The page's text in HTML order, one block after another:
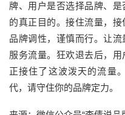
牌、用户是否选择品牌、
的真正目的。接住流量，
品牌调性，谨慎而行。让
服务流量。狂欢退去后，
正接住了这波泼天的流量
代，请守住你的品牌定力。